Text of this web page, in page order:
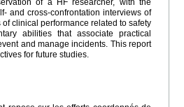
and cross-confrontation interviews of
clinical performance related to safety
abilities that associate practical
and manage incidents. This report
for future studies.